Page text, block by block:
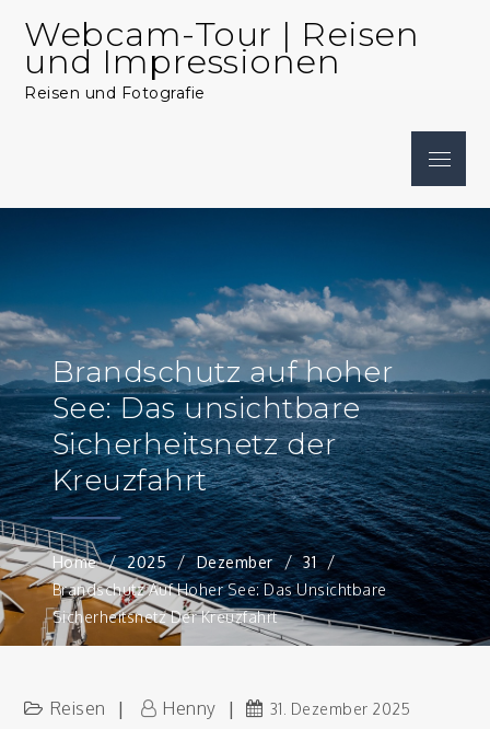
content
Webcam-Tour | Reisen
und Impressionen
Reisen und Fotografie
Menu
Brandschutz auf hoher
See: Das unsichtbare
Sicherheitsnetz der
Kreuzfahrt
Home 2025 Dezember
31
Brandschutz Auf Hoher See: Das Unsichtbare
Sicherheitsnetz Der Kreuzfahrt
Reisen Henny 31. Dezember 2025